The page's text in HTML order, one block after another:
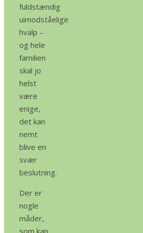
fuldstændig
uimodståelige
hvalp –
og hele
familien
skal jo
helst
være
enige,
det kan
nemt
blive en
svær
beslutning.
Der er
nogle
måder,